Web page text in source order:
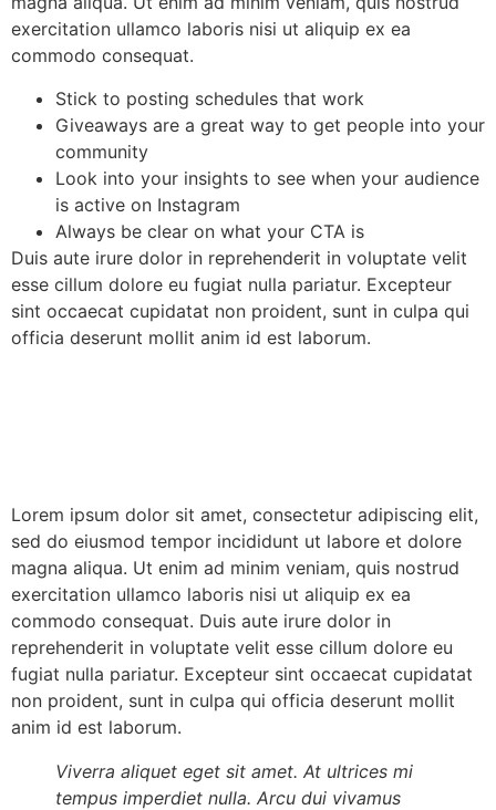
exercitation ullamco laboris nisi ut aliquip ex ea
commodo consequat.
Stick to posting schedules that work
Giveaways are a great way to get people into your
community
Look into your insights to see when your audience
is active on Instagram
Always be clear on what your CTA is
Duis aute irure dolor in reprehenderit in voluptate velit
esse cillum dolore eu fugiat nulla pariatur. Excepteur
sint occaecat cupidatat non proident, sunt in culpa qui
officia deserunt mollit anim id est laborum.
Lorem ipsum dolor sit amet, consectetur adipiscing elit,
sed do eiusmod tempor incididunt ut labore et dolore
magna aliqua. Ut enim ad minim veniam, quis nostrud
exercitation ullamco laboris nisi ut aliquip ex ea
commodo consequat. Duis aute irure dolor in
reprehenderit in voluptate velit esse cillum dolore eu
fugiat nulla pariatur. Excepteur sint occaecat cupidatat
non proident, sunt in culpa qui officia deserunt mollit
anim id est laborum.
Viverra aliquet eget sit amet. At ultrices mi
tempus imperdiet nulla. Arcu dui vivamus